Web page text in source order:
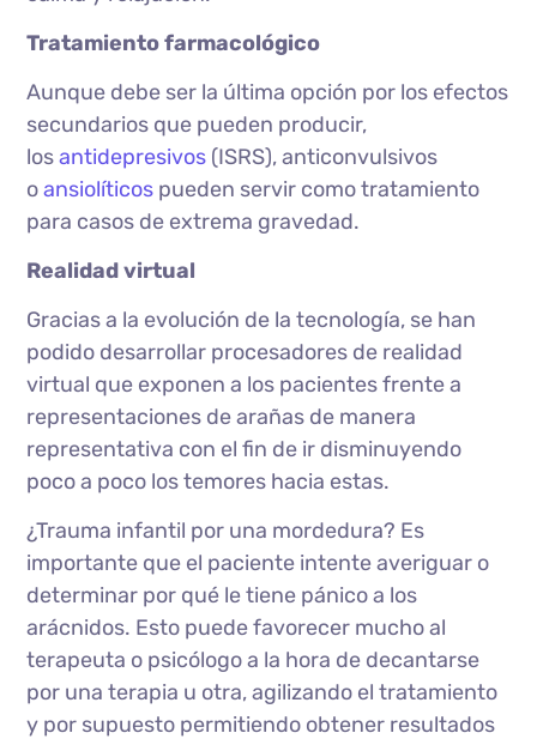
Tratamiento farmacológico
Aunque debe ser la última opción por los efectos
secundarios que pueden producir,
losantidepresivos (ISRS), anticonvulsivos
oansiolíticos pueden servir como tratamiento
para casos de extrema gravedad.
Realidad virtual
Gracias a la evolución de la tecnología, se han
podido desarrollar procesadores de realidad
virtual que exponen a los pacientes frente a
representaciones de arañas de manera
representativa con el fin de ir disminuyendo
poco a poco los temores hacia estas.
¿Trauma infantil por una mordedura? Es
importante que el paciente intente averiguar o
determinar por qué le tiene pánico a los
arácnidos. Esto puede favorecer mucho al
terapeuta o psicólogo a la hora de decantarse
por una terapia u otra, agilizando el tratamiento
y por supuesto permitiendo obtener resultados